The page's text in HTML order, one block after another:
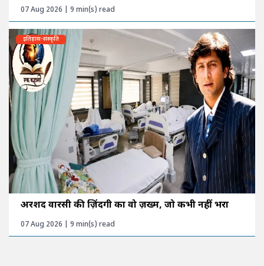
07 Aug 2026 | 9 min(s) read
इतिहास-संस्कृति
अरशद वारसी की ज़िंदगी का वो ज़ख्म, जो कभी नहीं भरा
07 Aug 2026 | 9 min(s) read